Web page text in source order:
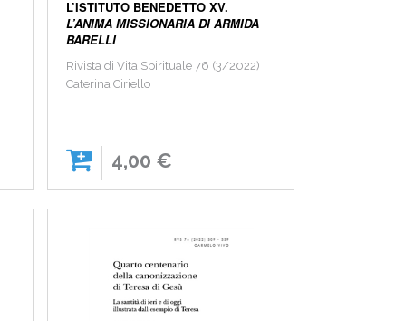
L’ISTITUTO BENEDETTO XV.
L’ANIMA MISSIONARIA DI ARMIDA
BARELLI
Rivista di Vita Spirituale 76 (3/2022)
Caterina Ciriello
4,00 €